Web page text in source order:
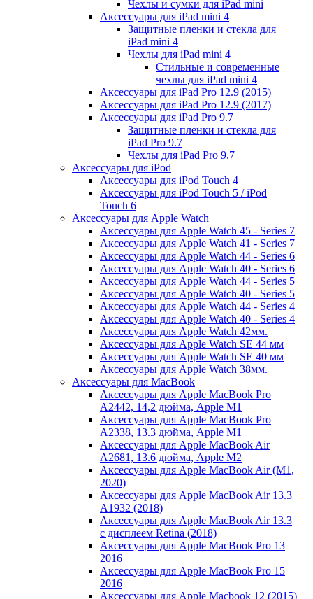
Чехлы и сумки для iPad mini
Аксессуары для iPad mini 4
Защитные пленки и стекла для
iPad mini 4
Чехлы для iPad mini 4
Стильные и современные
чехлы для iPad mini 4
Аксессуары для iPad Pro 12.9 (2015)
Аксессуары для iPad Pro 12.9 (2017)
Аксессуары для iPad Pro 9.7
Защитные пленки и стекла для
iPad Pro 9.7
Чехлы для iPad Pro 9.7
Аксессуары для iPod
Аксессуары для iPod Touch 4
Аксессуары для iPod Touch 5 / iPod
Touch 6
Аксессуары для Apple Watch
Аксессуары для Apple Watch 45 - Series 7
Аксессуары для Apple Watch 41 - Series 7
Аксессуары для Apple Watch 44 - Series 6
Аксессуары для Apple Watch 40 - Series 6
Аксессуары для Apple Watch 44 - Series 5
Аксессуары для Apple Watch 40 - Series 5
Аксессуары для Apple Watch 44 - Series 4
Аксессуары для Apple Watch 40 - Series 4
Аксессуары для Apple Watch 42мм.
Аксессуары для Apple Watch SE 44 мм
Аксессуары для Apple Watch SE 40 мм
Аксессуары для Apple Watch 38мм.
Аксессуары для MacBook
Аксессуары для Apple MacBook Pro
A2442, 14,2 дюйма, Apple M1
Аксессуары для Apple MacBook Pro
A2338, 13.3 дюйма, Apple M1
Аксессуары для Apple MacBook Air
A2681, 13.6 дюйма, Apple M2
Аксессуары для Apple MacBook Air (M1,
2020)
Аксессуары для Apple MacBook Air 13.3
A1932 (2018)
Аксессуары для Apple MacBook Air 13.3
с дисплеем Retina (2018)
Аксессуары для Apple MacBook Pro 13
2016
Аксессуары для Apple MacBook Pro 15
2016
Аксессуары для Apple Macbook 12 (2015)